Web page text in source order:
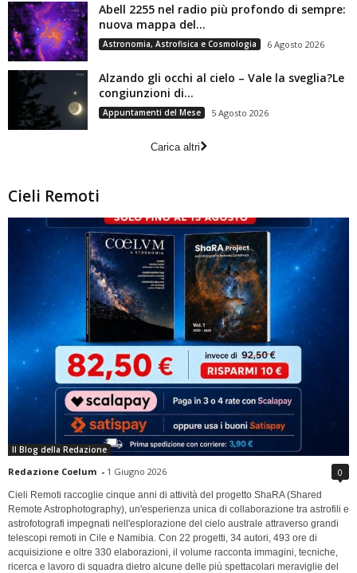
Abell 2255 nel radio più profondo di sempre:
nuova mappa del...
Astronomia, Astrofisica e Cosmologia 6 Agosto 2026
Alzando gli occhi al cielo – Vale la sveglia?Le
congiunzioni di...
Appuntamenti del Mese 5 Agosto 2026
Carica altri
Cieli Remoti
Il Blog della Redazione
Redazione Coelum - 1 Giugno 2026 0
Cieli Remoti raccoglie cinque anni di attività del progetto ShaRA (Shared
Remote Astrophotography), un'esperienza unica di collaborazione tra astrofili e
astrofotografi impegnati nell'esplorazione del cielo australe attraverso grandi
telescopi remoti in Cile e Namibia. Con 22 progetti, 34 autori, 493 ore di
acquisizione e oltre 330 elaborazioni, il volume racconta immagini, tecniche,
ricerca e lavoro di squadra dietro alcune delle più spettacolari meraviglie del